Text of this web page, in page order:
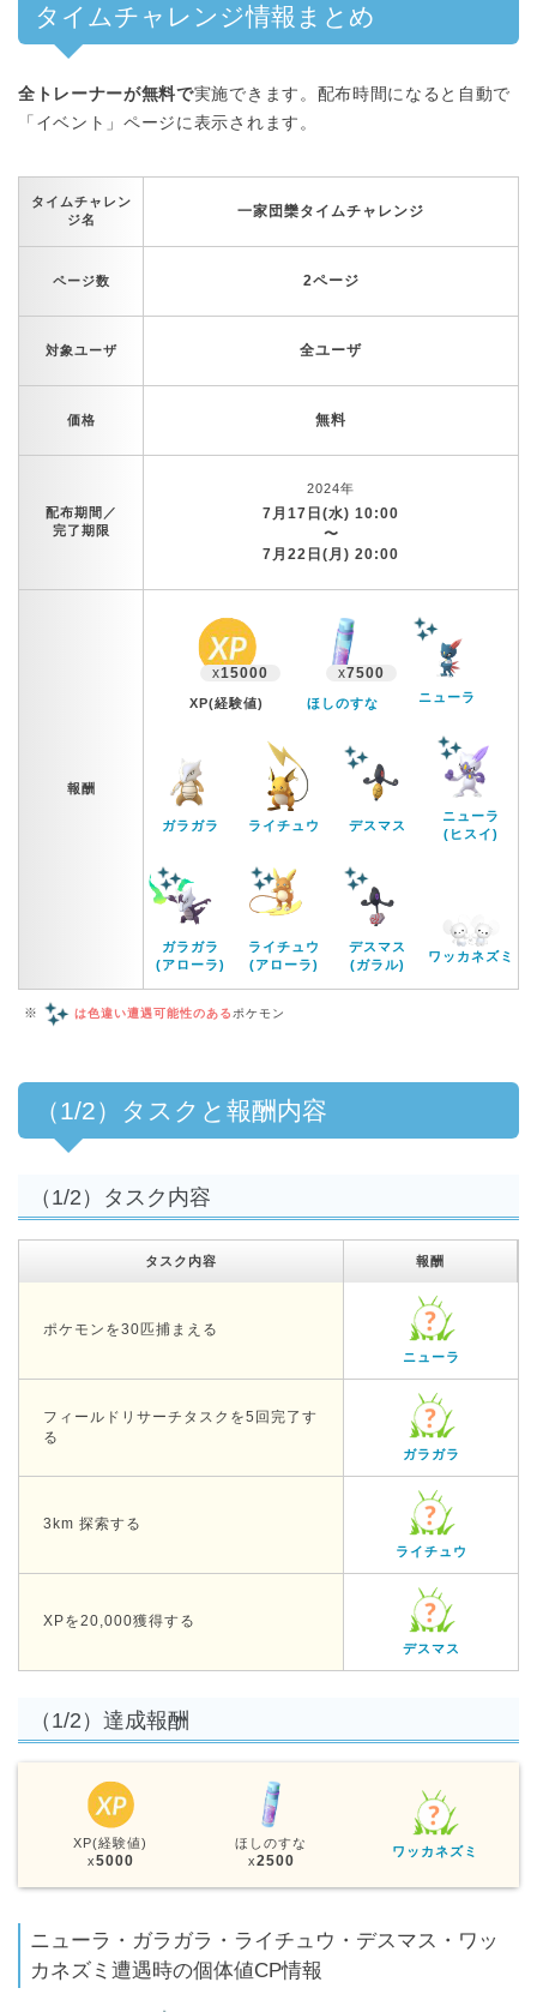
タイムチャレンジ情報まとめ
全トレーナーが無料で実施できます。配布時間になると自動で
「イベント」ページに表示されます。
タイムチャレン
ジ名
一家団欒タイムチャレンジ
ページ数 2ページ
対象ユーザ 全ユーザ
価格 無料
配布期間／
完了期限
2024年
7月17日(水) 10:00
〜
7月22日(月) 20:00
報酬
x15000
XP(経験値)
x7500
ほしのすな ニューラ
ガラガラ ライチュウ デスマス
ニューラ
(ヒスイ)
ガラガラ
(アローラ)
ライチュウ
(アローラ)
デスマス
(ガラル)
ワッカネズミ
※ は色違い遭遇可能性のある ポケモン
（1/2）タスクと報酬内容
（1/2）タスク内容
タスク内容 報酬
ポケモンを30匹捕まえる
ニューラ
フィールドリサーチタスクを5回完了す
る
ガラガラ
3km 探索する
ライチュウ
XPを20,000獲得する
デスマス
（1/2）達成報酬
XP(経験値)
x5000
ほしのすな
x2500
ワッカネズミ
ニューラ・ガラガラ・ライチュウ・デスマス・ワッ
カネズミ遭遇時の個体値CP情報